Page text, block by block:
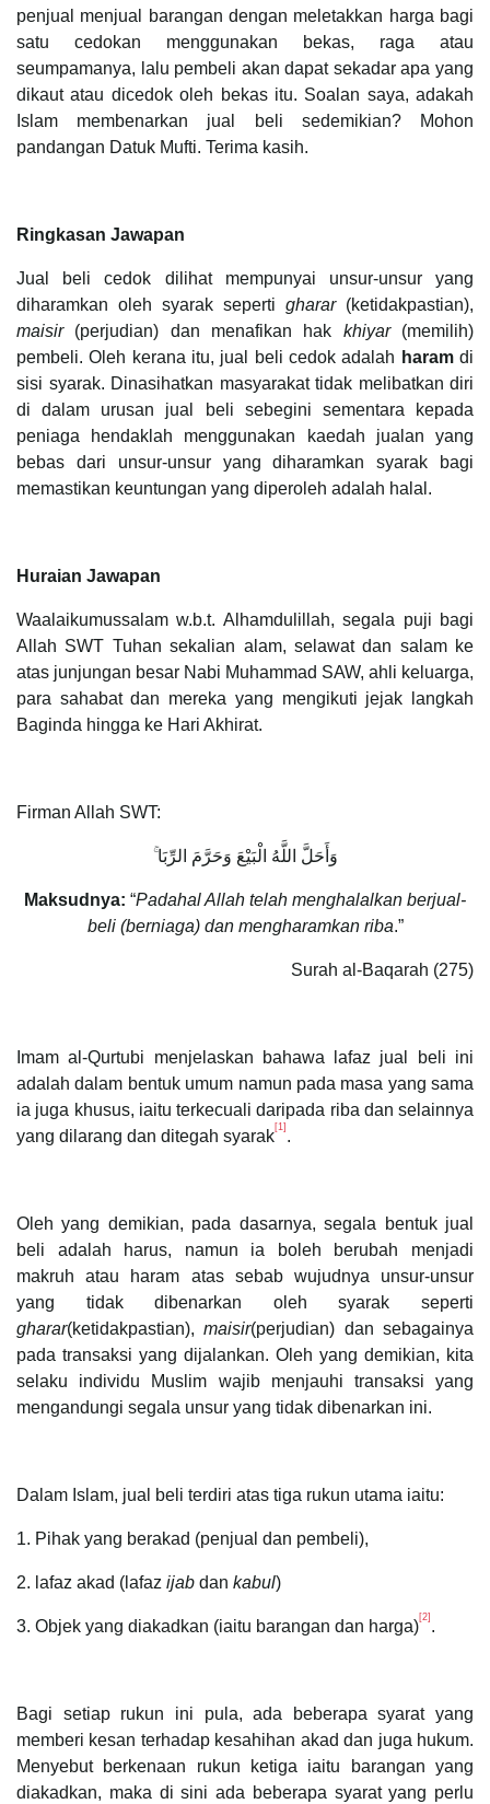
penjual menjual barangan dengan meletakkan harga bagi
satu cedokan menggunakan bekas, raga atau
seumpamanya, lalu pembeli akan dapat sekadar apa yang
dikaut atau dicedok oleh bekas itu. Soalan saya, adakah
Islam membenarkan jual beli sedemikian? Mohon
pandangan Datuk Mufti. Terima kasih.
Ringkasan Jawapan
Jual beli cedok dilihat mempunyai unsur-unsur yang
diharamkan oleh syarak seperti gharar (ketidakpastian),
maisir (perjudian) dan menafikan hak khiyar (memilih)
pembeli. Oleh kerana itu, jual beli cedok adalah haramdi
sisi syarak. Dinasihatkan masyarakat tidak melibatkan diri
di dalam urusan jual beli sebegini sementara kepada
peniaga hendaklah menggunakan kaedah jualan yang
bebas dari unsur-unsur yang diharamkan syarak bagi
memastikan keuntungan yang diperoleh adalah halal.
Huraian Jawapan
Waalaikumussalam w.b.t. Alhamdulillah, segala puji bagi
Allah SWT Tuhan sekalian alam, selawat dan salam ke
atas junjungan besar Nabi Muhammad SAW, ahli keluarga,
para sahabat dan mereka yang mengikuti jejak langkah
Baginda hingga ke Hari Akhirat.
Firman Allah SWT:
وَأَحَلَّ اللَّهُ الْبَيْعَ وَحَرَّمَ الرِّبَا ۚ
Maksudnya: “Padahal Allah telah menghalalkan berjual-
beli (berniaga) dan mengharamkan riba.”
Surah al-Baqarah (275)
Imam al-Qurtubi menjelaskan bahawa lafaz jual beli ini
adalah dalam bentuk umum namun pada masa yang sama
ia juga khusus, iaitu terkecuali daripada riba dan selainnya
yang dilarang dan ditegah syarak[1] .
Oleh yang demikian, pada dasarnya, segala bentuk jual
beli adalah harus, namun ia boleh berubah menjadi
makruh atau haram atas sebab wujudnya unsur-unsur
yang tidak dibenarkan oleh syarak seperti
gharar(ketidakpastian),maisir(perjudian) dan sebagainya
pada transaksi yang dijalankan. Oleh yang demikian, kita
selaku individu Muslim wajib menjauhi transaksi yang
mengandungi segala unsur yang tidak dibenarkan ini.
Dalam Islam, jual beli terdiri atas tiga rukun utama iaitu:
1. Pihak yang berakad (penjual dan pembeli),
2. lafaz akad (lafaz ijab dan kabul)
3. Objek yang diakadkan (iaitu barangan dan harga)[2] .
Bagi setiap rukun ini pula, ada beberapa syarat yang
memberi kesan terhadap kesahihan akad dan juga hukum.
Menyebut berkenaan rukun ketiga iaitu barangan yang
diakadkan, maka di sini ada beberapa syarat yang perlu